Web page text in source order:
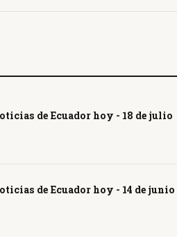
de Ecuador hoy - 18 de julio
de Ecuador hoy - 14 de junio